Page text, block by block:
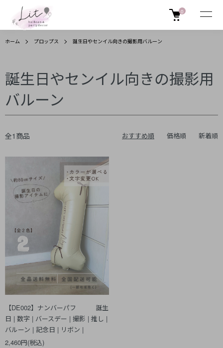
0
ホーム プロップス 誕生日やセンイル向きの撮影用バルーン
誕生日やセンイル向きの撮影用
バルーン
全1商品 おすすめ順 価格順 新着順
【DE002】ナンバーパフ 誕生
日 | 数字 | バースデー | 撮影 | 推し |
バルーン | 記念日 | リボン |
2,460円(税込)